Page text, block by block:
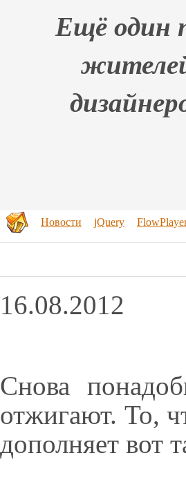
Ещё один
Новости jQuery
16.08.2012
Снова
отжигают. То,
дополняет вот